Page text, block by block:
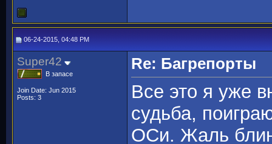
06-24-2015, 04:48 PM
Super42
В запасе
Join Date: Jun 2015
Posts: 3
Re: Багрепорты
Все это я уже
судьба,
ОСи. Жаль блин